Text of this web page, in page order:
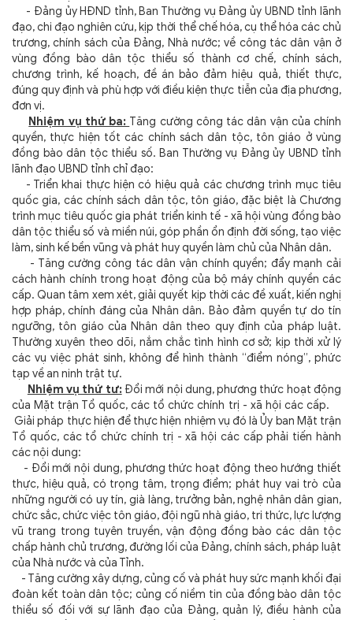
- Đảng ủy HĐND tỉnh, Ban Thường vụ Đảng ủy UBND tỉnh lãnh
đạo, chi đạo nghiên cứu, kịp thời thể chế hóa, cụ thể hóa các chủ
trương, chính sách của Đảng, Nhà nước; về công tác dân vận ở
vùng đồng bào dân tộc thiểu số thành cơ chế, chính sách,
chương trình, kế hoạch, đề án bảo đảm hiệu quả, thiết thực,
đúng quy định và phù hợp với điều kiện thực tiễn của địa phương,
đơn vị.
Nhiệm vụ thứ ba: Tăng cường công tác dân vận của chính
quyền, thực hiện tốt các chính sách dân tộc, tôn giáo ở vùng
đồng bào dân tộc thiểu số. Ban Thường vụ Đảng ủy UBND tỉnh
lãnh đạo UBND tỉnh chỉ đạo:
- Triển khai thực hiện có hiệu quả các chương trình mục tiêu
quốc gia, các chính sách dân tộc, tôn giáo, đặc biệt là Chương
trình mục tiêu quốc gia phát triển kinh tế - xã hội vùng đồng bào
dân tộc thiểu số và miền núi, góp phần ổn định đời sống, tạo việc
làm, sinh kế bền vũng và phát huy quyền làm chủ của Nhân dân.
- Tăng cường công tác dân vận chính quyền; đẩy mạnh cải
cách hành chính trong hoạt động của bộ máy chính quyền các
cấp. Quan tâm xem xét, giải quyết kịp thời các đề xuất, kiến nghị
hợp pháp, chính đáng của Nhân dân. Bảo đảm quyền tự do tín
ngưỡng, tôn giáo của Nhân dân theo quy định của pháp luật.
Thường xuyên theo dõi, nắm chắc tình hình cơ sở; kịp thời xử lý
các vụ việc phát sinh, không để hình thành “điểm nóng”, phức
tạp về an ninh trật tự.
Nhiệm vụ thứ tư:Đổi mới nội dung, phương thức hoạt động
của Mặt trận Tổ quốc, các tổ chức chính trị - xã hội các cấp.
Giải pháp thực hiện để thực hiện nhiệm vụ đó là Ủy ban Mặt trận
Tổ quốc, các tổ chức chính trị - xã hội các cấp phải tiến hành
các nội dung:
- Đổi mới nội dung, phương thức hoạt động theo hướng thiết
thực, hiệu quả, có trọng tâm, trọng điểm; phát huy vai trò của
những người có uy tín, già làng, trưởng bản, nghệ nhân dân gian,
chức sắc, chức việc tôn giáo, đội ngũ nhà giáo, tri thức, lực lượng
vũ trang trong tuyên truyền, vận động đồng bào các dân tộc
chấp hành chủ trương, đường lối của Đảng, chính sách, pháp luật
của Nhà nước và của Tỉnh.
- Tăng cường xây dựng, củng cố và phát huy sức mạnh khối đại
đoàn kết toàn dân tộc; củng cố niềm tin của đồng bào dân tộc
thiểu số đối với sự lãnh đạo của Đảng, quản lý, điều hành của